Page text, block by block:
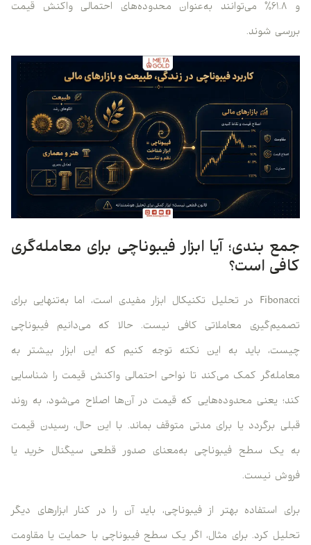
و ۶۱.۸٪ می‌توانند به‌عنوان محدوده‌های احتمالی واکنش قیمت
بررسی شوند.
جمع بندی؛ آیا ابزار فیبوناچی برای معامله‌گری
کافی است؟
Fibonacci در تحلیل تکنیکال ابزار مفیدی است، اما به‌تنهایی برای
تصمیم‌گیری معاملاتی کافی نیست. حالا که می‌دانیم فیبوناچی
چیست، باید به این نکته توجه کنیم که این ابزار بیشتر به
معامله‌گر کمک می‌کند تا نواحی احتمالی واکنش قیمت را شناسایی
کند؛ یعنی محدوده‌هایی که قیمت در آن‌ها اصلاح می‌شود، به روند
قبلی برگردد یا برای مدتی متوقف بماند. با این حال، رسیدن قیمت
به یک سطح فیبوناچی به‌معنای صدور قطعی سیگنال خرید یا
فروش نیست.
برای استفاده بهتر از فیبوناچی، باید آن را در کنار ابزارهای دیگر
تحلیل کرد. برای مثال، اگر یک سطح فیبوناچی با حمایت یا مقاومت